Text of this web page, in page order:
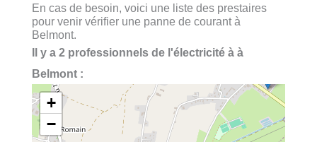
En cas de besoin, voici une liste des prestaires
pour venir vérifier une panne de courant à
Belmont.
Il y a 2 professionnels de l'électricité à à
Belmont :
+
−